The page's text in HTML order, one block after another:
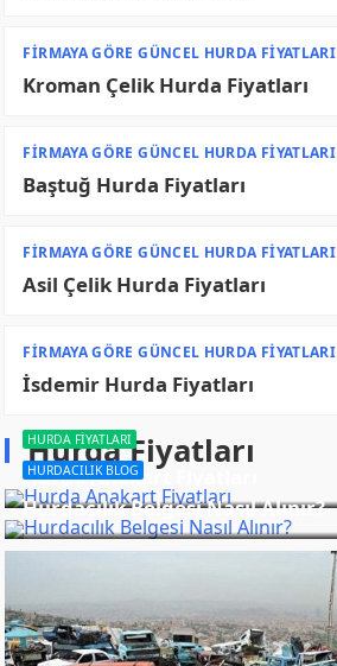
FIRMAYA GÖRE GÜNCEL HURDA FIYATLARI
Kroman Çelik Hurda Fiyatları
FIRMAYA GÖRE GÜNCEL HURDA FIYATLARI
Baştuğ Hurda Fiyatları
FIRMAYA GÖRE GÜNCEL HURDA FIYATLARI
Asil Çelik Hurda Fiyatları
FIRMAYA GÖRE GÜNCEL HURDA FIYATLARI
İsdemir Hurda Fiyatları
Hurda Fiyatları
HURDA FIYATLARI
Hurda Anakart Fiyatları
HURDACILIK BLOG
Hurdacılık Belgesi Nasıl Alınır?